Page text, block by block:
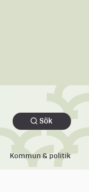
Sök
Kommun & politik